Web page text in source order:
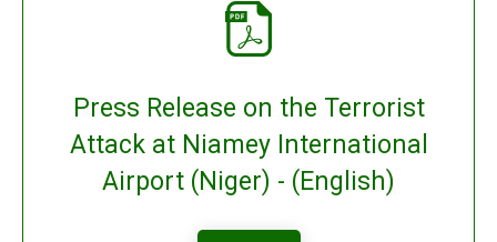
Press Release on the Terrorist
Attack at Niamey International
Airport (Niger) - (English)